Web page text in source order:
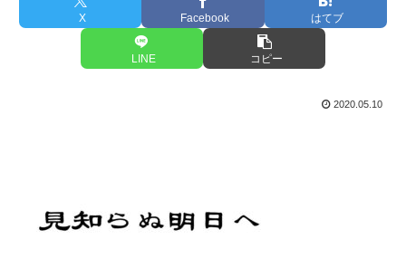
X Facebook はてブ
LINE コピー
2020.05.10